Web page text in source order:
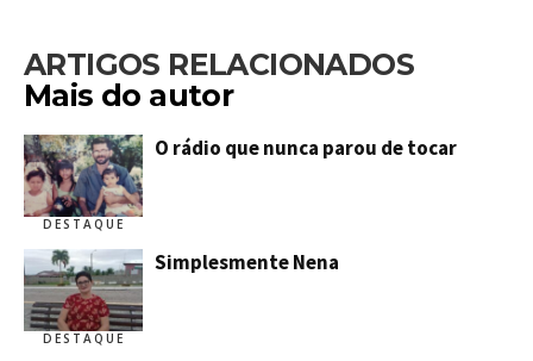
ARTIGOS RELACIONADOS
Mais do autor
DESTAQUE
O rádio que nunca parou de tocar
DESTAQUE
Simplesmente Nena